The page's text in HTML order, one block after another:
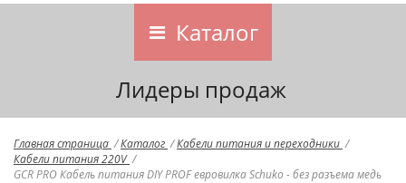
Каталог
Лидеры продаж
Главная страница /Каталог /Кабели питания и переходники /
Кабели питания 220V /
GCR PRO Кабель питания DIY PROF евровилка Schuko - без разъема медь